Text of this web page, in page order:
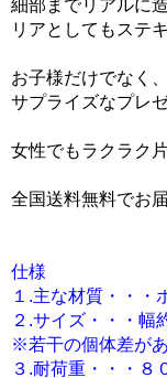
細部までリアルに
リアとしてもステ
お子様だけでなく
サプライズなプレ
女性でもラクラク
全国送料無料でお
仕様
１.主な材質・・・
２.サイズ・・・幅
※若干の個体差があ
３.耐荷重・・・８